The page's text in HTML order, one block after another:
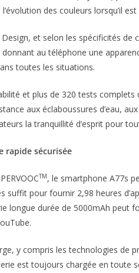
des couleurs lorsqu’il
et selon les spécificités de
donnant au téléphone une
toutes les situations.
et plus de 320 tests
aux éclaboussures d’eau,
la tranquillité d’esprit pour
rapide sécurisée
TM, le smartphone A77s
suffit pour fournir 2,98 heures
longue durée de 5000mAh peut
y compris les technologies de
est toujours chargée en toute